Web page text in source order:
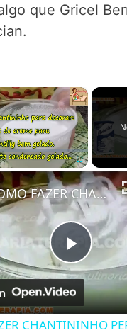
que Gricel
×
Fullscreen
P
l
COMO FAZER CHANTININHO PERFEITO E DELICIOSO PARA QUALQUER COBERTURA DE BOLOS RECHEIOS SOBREMESAS
CHANTININHO